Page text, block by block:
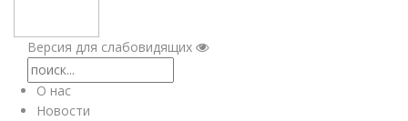
Версия для слабовидящих
О нас
Новости